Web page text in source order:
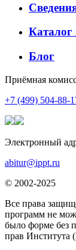
Каталог
Блог
Приёмная
+7 (499) 504-88-
Электронный
abitur@ippt.ru
© 2002-2025
Все права
программ не
было форме без
прав Института